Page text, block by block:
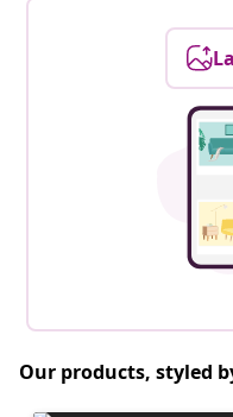
Our products, styled